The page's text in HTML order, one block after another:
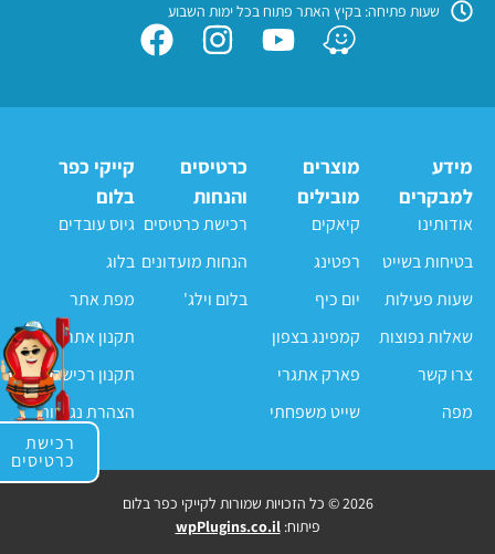
מידע
למבקרים
אודותינו
בטיחות בשייט
שעות פעילות
שאלות נפוצות
צרו קשר
מפה
מוצרים
מובילים
קיאקים
רפטינג
יום כיף
קמפינג בצפון
פארק אתגרי
שייט משפחתי
כרטיסים
והנחות
רכישת כרטיסים
הנחות מועדונים
בלום וילג'
קייקי כפר
בלום
גיוס עובדים
בלוג
מפת אתר
תקנון אתר
תקנון רכישה
הצהרת נגישות
שעות פתיחה: בקיץ האתר פתוח בכל ימות השבוע
רכישת
כרטיסים
2026 © כל הזכויות שמורות לקייקי כפר בלום
פיתוח:wpPlugins.co.il